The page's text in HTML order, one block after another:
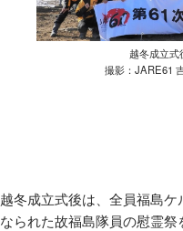
越冬成立式
撮影：JARE61
越冬成立式後は、全員福島
なられた故福島隊員の慰霊